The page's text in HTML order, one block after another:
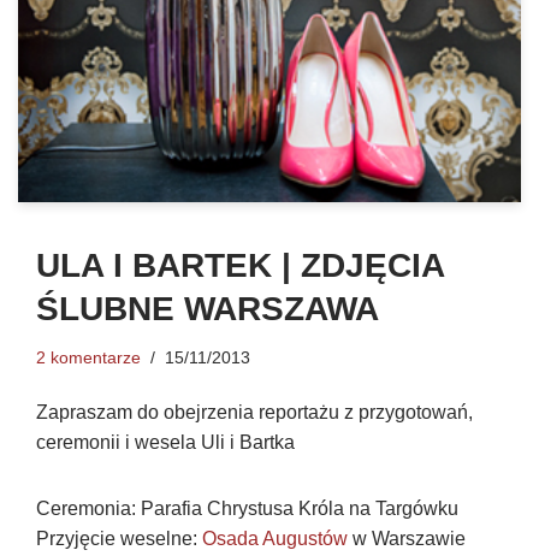
ULA I BARTEK | ZDJĘCIA
ŚLUBNE WARSZAWA
2 komentarze 15/11/2013
Zapraszam do obejrzenia reportażu z przygotowań,
ceremonii i wesela Uli i Bartka
Ceremonia: Parafia Chrystusa Króla na Targówku
Przyjęcie weselne: Osada Augustów w Warszawie